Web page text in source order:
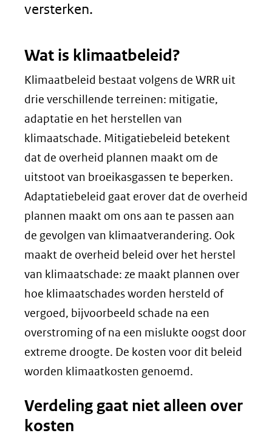
versterken.
Wat is klimaatbeleid?
Klimaatbeleid bestaat volgens de WRR uit
drie verschillende terreinen: mitigatie,
adaptatie en het herstellen van
klimaatschade. Mitigatiebeleid betekent
dat de overheid plannen maakt om de
uitstoot van broeikasgassen te beperken.
Adaptatiebeleid gaat erover dat de overheid
plannen maakt om ons aan te passen aan
de gevolgen van klimaatverandering. Ook
maakt de overheid beleid over het herstel
van klimaatschade: ze maakt plannen over
hoe klimaatschades worden hersteld of
vergoed, bijvoorbeeld schade na een
overstroming of na een mislukte oogst door
extreme droogte. De kosten voor dit beleid
worden klimaatkosten genoemd.
Verdeling gaat niet alleen over
kosten